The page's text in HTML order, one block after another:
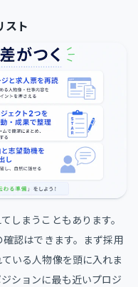
スト
しまうこともあります。
認はできます。まず採用
いる人物像を頭に入れま
ションに最も近いプロジ